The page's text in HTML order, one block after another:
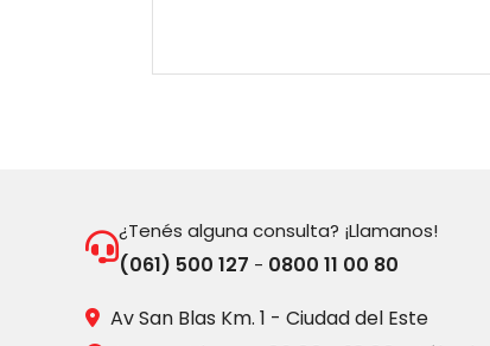
¿Tenés alguna consulta? ¡Llamanos!
(061) 500 127 - 0800 11 00 80
Av San Blas Km. 1 - Ciudad del Este